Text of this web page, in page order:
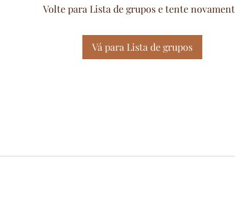
Volte para Lista de grupos e tente
Vá para Lista de grupos